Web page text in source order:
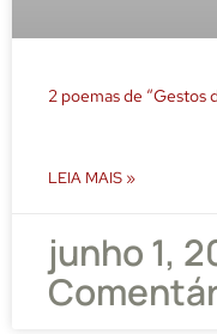
2 poemas de “Gestos
LEIA MAIS »
junho 1,